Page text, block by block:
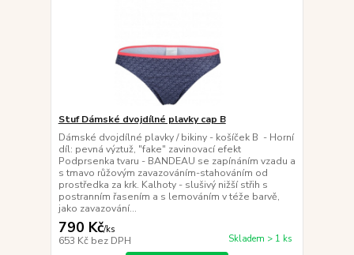
Stuf Dámské dvojdílné plavky cap B
Dámské dvojdílné plavky / bikiny - košíček B - Horní
díl: pevná výztuž, "fake" zavinovací efekt
Podprsenka tvaru - BANDEAU se zapínáním vzadu a
s tmavo růžovým zavazováním-stahováním od
prostředka za krk. Kalhoty - slušivý nižší střih s
postranním řasením a s lemováním v téže barvě,
jako zavazování...
790 Kč/ks
653 Kč bez DPH Skladem > 1 ks